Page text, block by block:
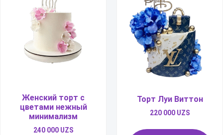
Женский торт с
цветами нежный
минимализм
240 000 UZS
Торт Луи Виттон
220 000 UZS